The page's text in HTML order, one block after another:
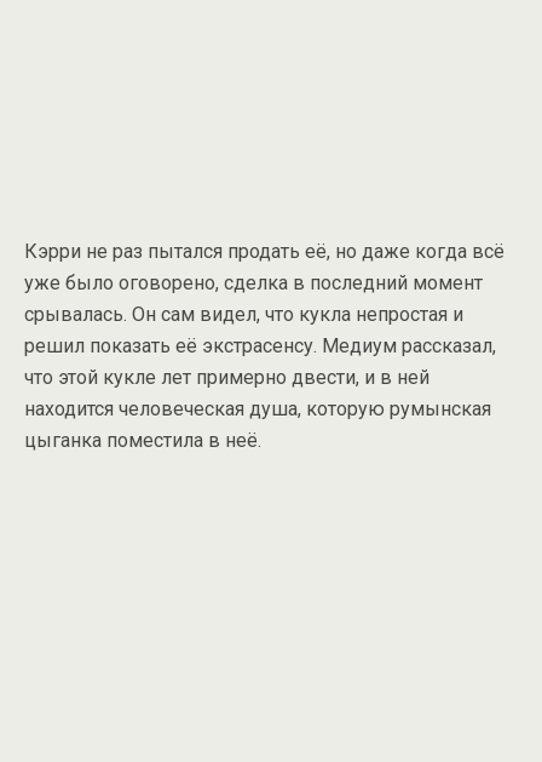
Кэрри не раз пытался продать её, но даже когда всё
уже было оговорено, сделка в последний момент
срывалась. Он сам видел, что кукла непростая и
решил показать её экстрасенсу. Медиум рассказал,
что этой кукле лет примерно двести, и в ней
находится человеческая душа, которую румынская
цыганка поместила в неё.